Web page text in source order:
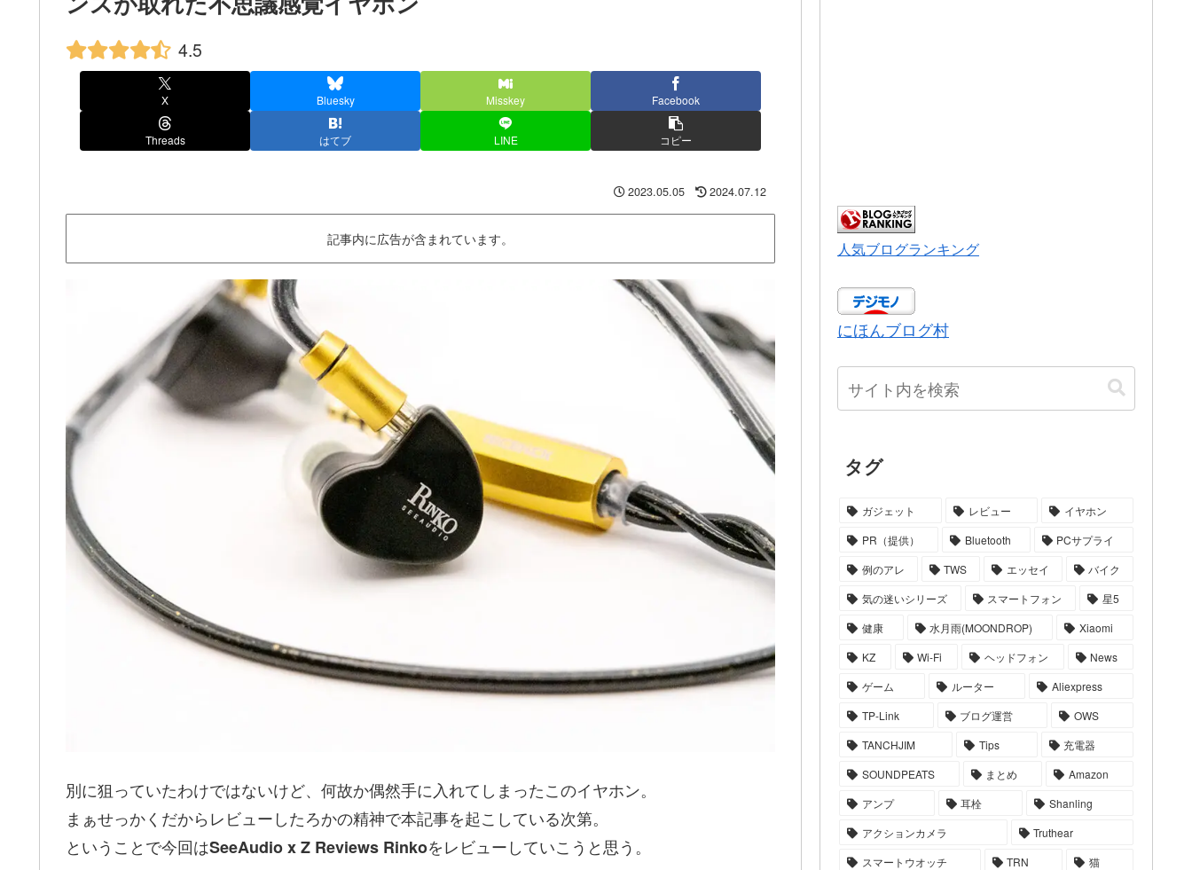
4.5
X Bluesky Misskey Facebook
Threads はてブ LINE コピー
2023.05.05 2024.07.12
記事内に広告が含まれています。
別に狙っていたわけではないけど、何故か偶然手に入れてしまったこのイヤホン。
まぁせっかくだからレビューしたろかの精神で本記事を起こしている次第。
ということで今回はSeeAudio x Z Reviews Rinkoをレビューしていこうと思う。
人気ブログランキング
にほんブログ村
タグ
ガジェット レビュー
イヤホン
PR（提供）
Bluetooth
PCサプライ
例のアレ
TWS エッセイ
バイク
気の迷いシリーズ
スマートフォン
星5
健康
水月雨(MOONDROP)
Xiaomi
KZ
Wi-Fi ヘッドフォン
News
ゲーム
ルーター
Aliexpress
TP-Link
ブログ運営
OWS
TANCHJIM
Tips
充電器
SOUNDPEATS
まとめ
Amazon
アンプ
耳栓
Shanling
アクションカメラ
Truthear
スマートウオッチ
TRN
猫